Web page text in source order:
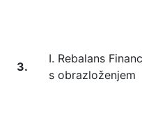
3.
I. Rebalans
s obrazloženjem